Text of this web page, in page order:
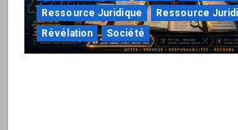
Ressource Juridique
Ressource
Révélation
Société